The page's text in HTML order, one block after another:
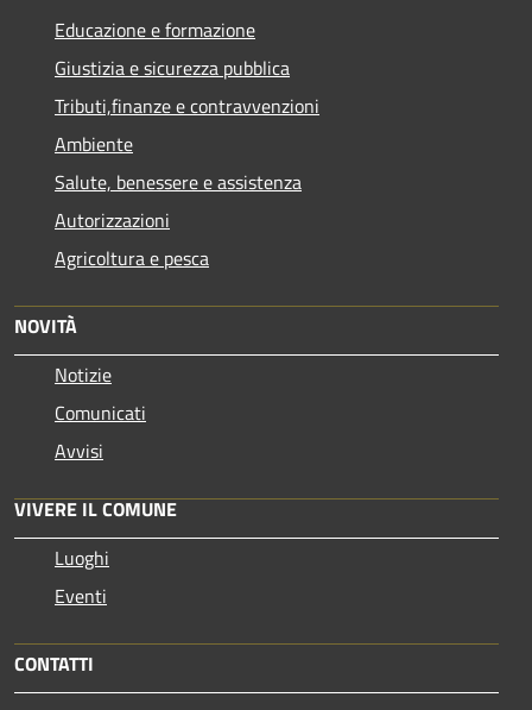
Educazione e formazione
Giustizia e sicurezza pubblica
Tributi,finanze e contravvenzioni
Ambiente
Salute, benessere e assistenza
Autorizzazioni
Agricoltura e pesca
NOVITÀ
Notizie
Comunicati
Avvisi
VIVERE IL COMUNE
Luoghi
Eventi
CONTATTI